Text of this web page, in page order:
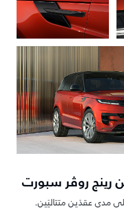
رينج روڤر سبورت
مدى عقدَين متتاليَين.